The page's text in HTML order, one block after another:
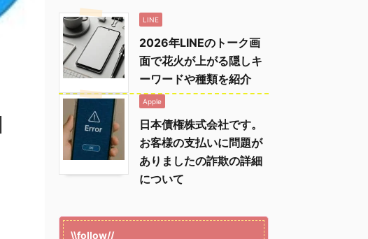
LINE
2026年LINEのトーク画
面で花火が上がる隠しキ
ーワードや種類を紹介
Apple
日本債権株式会社です。
お客様の支払いに問題が
ありましたの詐欺の詳細
について
\\follow//